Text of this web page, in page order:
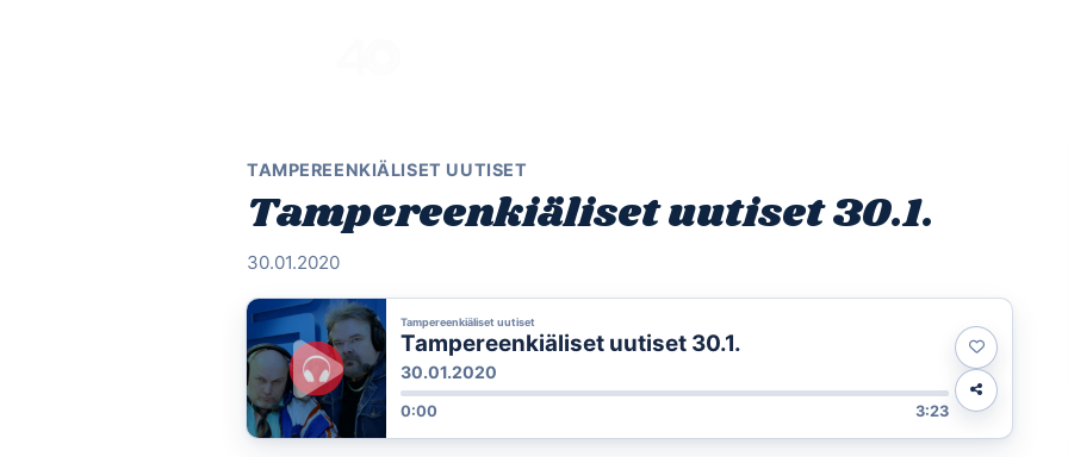
TAMPEREENKIÄLISET UUTISET
Tampereenkiäliset uutiset 30.1.
30.01.2020
Tampereenkiäliset uutiset
Tampereenkiäliset uutiset 30.1.
30.01.2020
0:00 3:23